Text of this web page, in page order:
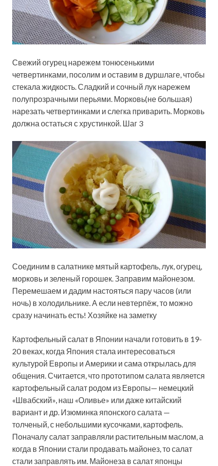
Свежий огурец нарежем тонюсенькими
четвертинками, посолим и оставим в дуршлаге, чтобы
стекала жидкость. Сладкий и сочный лук нарежем
полупрозрачными перьями. Морковь(не большая)
нарезать четвертинками и слегка приварить. Морковь
должна остаться с хрустинкой. Шаг 3
Соединим в салатнике мятый картофель, лук, огурец,
морковь и зеленый горошек. Заправим майонезом.
Перемешаем и дадим настояться пару часов (или
ночь) в холодильнике. А если невтерпёж, то можно
сразу начинать есть! Хозяйке на заметку
Картофельный салат в Японии начали готовить в 19-
20 веках, когда Япония стала интересоваться
культурой Европы и Америки и сама открылась для
общения. Считается, что прототипом салата является
картофельный салат родом из Европы— немецкий
«Швабский», наш «Оливье» или даже китайский
вариант и др. Изюминка японского салата —
толченый, с небольшими кусочками, картофель.
Поначалу салат заправляли растительным маслом, а
когда в Японии стали продавать майонез, то салат
стали заправлять им. Майонеза в салат японцы